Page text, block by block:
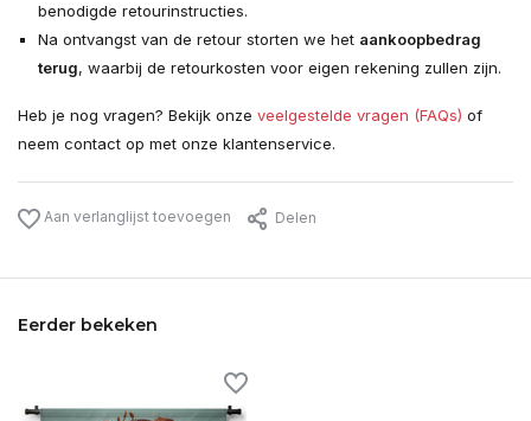
benodigde retourinstructies.
Na ontvangst van de retour storten we het aankoopbedrag
terug, waarbij de retourkosten voor eigen rekening zullen zijn.
Heb je nog vragen? Bekijk onze veelgestelde vragen (FAQs) of
neem contact op met onze klantenservice.
Aan verlanglijst toevoegen Delen
Eerder bekeken